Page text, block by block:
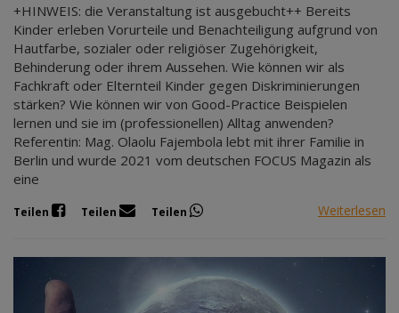
+HINWEIS: die Veranstaltung ist ausgebucht++ Bereits
Kinder erleben Vorurteile und Benachteiligung aufgrund von
Hautfarbe, sozialer oder religiöser Zugehörigkeit,
Behinderung oder ihrem Aussehen. Wie können wir als
Fachkraft oder Elternteil Kinder gegen Diskriminierungen
stärken? Wie können wir von Good-Practice Beispielen
lernen und sie im (professionellen) Alltag anwenden?
Referentin: Mag. Olaolu Fajembola lebt mit ihrer Familie in
Berlin und wurde 2021 vom deutschen FOCUS Magazin als
eine
Teilen Teilen Teilen Weiterlesen